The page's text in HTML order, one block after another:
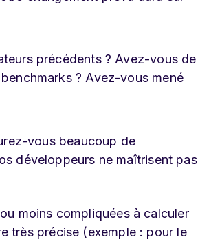
précédents ? Avez-vous de
? Avez-vous mené
vous beaucoup de
développeurs ne maîtrisent pas
moins compliquées à calculer
très précise (exemple : pour le